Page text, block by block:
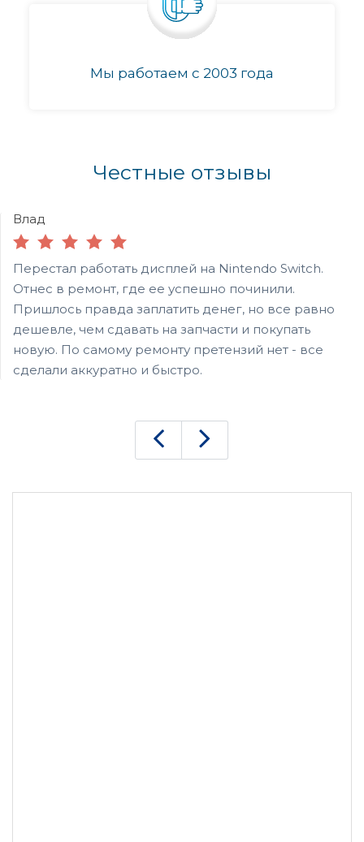
Мы работаем с 2003 года
Честные отзывы
Влад
Перестал работать дисплей на Nintendo Switch.
Отнес в ремонт, где ее успешно починили.
Пришлось правда заплатить денег, но все равно
дешевле, чем сдавать на запчасти и покупать
новую. По самому ремонту претензий нет - все
сделали аккуратно и быстро.